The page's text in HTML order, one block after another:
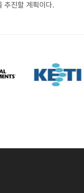
추진할 계획이다.